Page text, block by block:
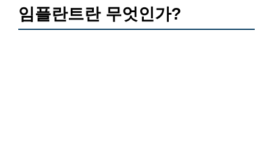
임플란트란 무엇인가?